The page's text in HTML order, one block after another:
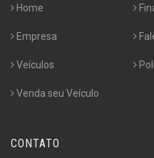
Home
Empresa
Veículos
Venda seu Veículo
CONTATO